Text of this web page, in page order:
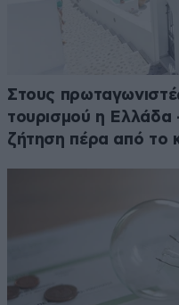
Στους
τουρισμού η Ελλάδα
ζήτηση πέρα από το